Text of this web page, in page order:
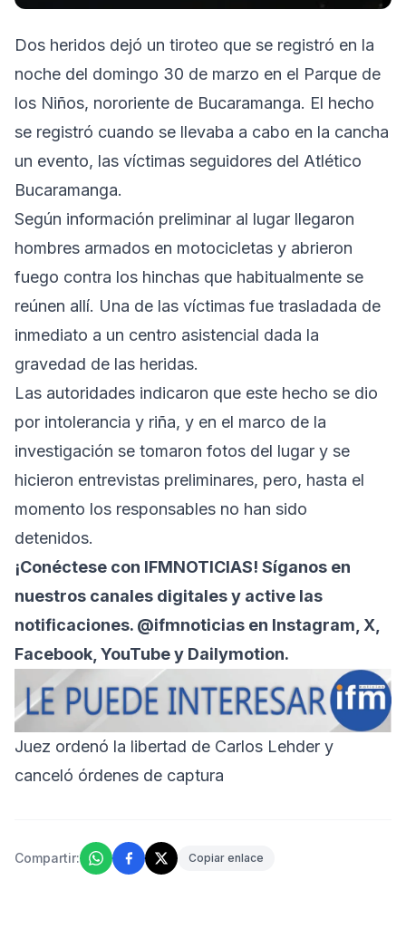
Dos heridos dejó un tiroteo que se registró en la
noche del domingo 30 de marzo en el Parque de
los Niños, nororiente de Bucaramanga. El hecho
se registró cuando se llevaba a cabo en la cancha
un evento, las víctimas seguidores del Atlético
Bucaramanga.
Según información preliminar al lugar llegaron
hombres armados en motocicletas y abrieron
fuego contra los hinchas que habitualmente se
reúnen allí. Una de las víctimas fue trasladada de
inmediato a un centro asistencial dada la
gravedad de las heridas.
Las autoridades indicaron que este hecho se dio
por intolerancia y riña, y en el marco de la
investigación se tomaron fotos del lugar y se
hicieron entrevistas preliminares, pero, hasta el
momento los responsables no han sido
detenidos.
¡Conéctese con IFMNOTICIAS! Síganos en
nuestros canales digitales y active las
notificaciones. @ifmnoticias en Instagram, X,
Facebook, YouTube y Dailymotion.
Juez ordenó la libertad de Carlos Lehder y
canceló órdenes de captura
Compartir: Copiar enlace